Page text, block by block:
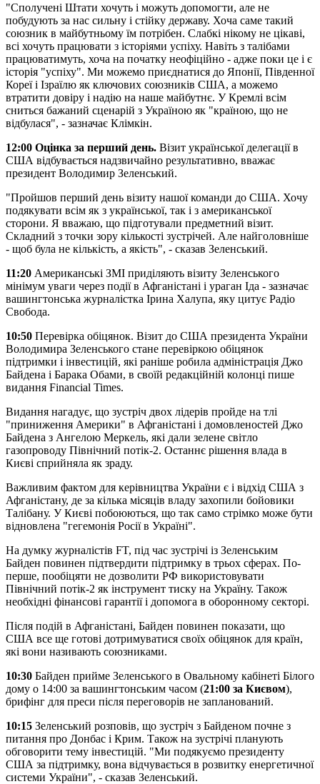
"Сполучені Штати хочуть і можуть допомогти, але не
побудують за нас сильну і стійку державу. Хоча саме такий
союзник в майбутньому їм потрібен. Слабкі нікому не цікаві,
всі хочуть працювати з історіями успіху. Навіть з талібами
працюватимуть, хоча на початку неофіційно - адже поки це і є
історія "успіху". Ми можемо приєднатися до Японії, Південної
Кореї і Ізраїлю як ключових союзників США, а можемо
втратити довіру і надію на наше майбутнє. У Кремлі всім
сниться бажаний сценарій з Україною як "країною, що не
відбулася", - зазначає Клімкін.
12:00 Оцінка за перший день. Візит української делегації в
США відбувається надзвичайно результативно, вважає
президент Володимир Зеленський.
"Пройшов перший день візиту нашої команди до США. Хочу
подякувати всім як з української, так і з американської
сторони. Я вважаю, що підготували предметний візит.
Складний з точки зору кількості зустрічей. Але найголовніше
- щоб була не кількість, а якість", - сказав Зеленський.
11:20 Американські ЗМІ приділяють візиту Зеленського
мінімум уваги через події в Афганістані і ураган Іда - зазначає
вашингтонська журналістка Ірина Халупа, яку цитує Радіо
Свобода.
10:50 Перевірка обіцянок. Візит до США президента України
Володимира Зеленського стане перевіркою обіцянок
підтримки і інвестицій, які раніше робила адміністрація Джо
Байдена і Барака Обами, в своїй редакційній колонці пише
видання Financial Times.
Видання нагадує, що зустріч двох лідерів пройде на тлі
"приниження Америки" в Афганістані і домовленостей Джо
Байдена з Ангелою Меркель, які дали зелене світло
газопроводу Північний потік-2. Останнє рішення влада в
Києві сприйняла як зраду.
Важливим фактом для керівництва України є і відхід США з
Афганістану, де за кілька місяців владу захопили бойовики
Талібану. У Києві побоюються, що так само стрімко може бути
відновлена ​​"гегемонія Росії в Україні".
На думку журналістів FT, під час зустрічі із Зеленським
Байден повинен підтвердити підтримку в трьох сферах. По-
перше, пообіцяти не дозволити РФ використовувати
Північний потік-2 як інструмент тиску на Україну. Також
необхідні фінансові гарантії і допомога в оборонному секторі.
Після подій в Афганістані, Байден повинен показати, що
США все ще готові дотримуватися своїх обіцянок для країн,
які вони називають союзниками.
10:30 Байден прийме Зеленського в Овальному кабінеті Білого
дому о 14:00 за вашингтонським часом (21:00 за Києвом),
брифінг для преси після переговорів не запланований.
10:15 Зеленський розповів, що зустріч з Байденом почне з
питання про Донбас і Крим. Також на зустрічі планують
обговорити тему інвестицій. "Ми подякуємо президенту
США за підтримку, вона відчувається в розвитку енергетичної
системи України", - сказав Зеленський.